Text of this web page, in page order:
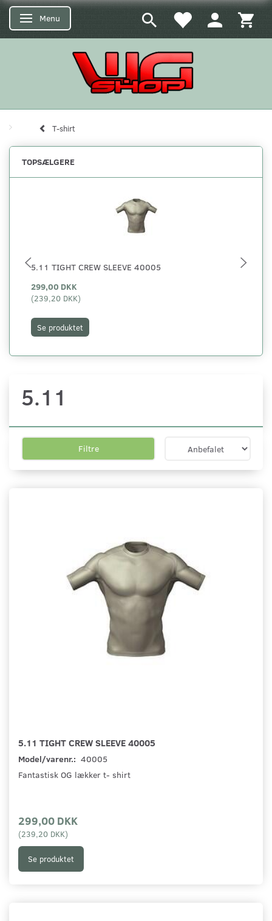
Skifte navigation
Menu
T-shirt
TOPSÆLGERE
5.11 TIGHT CREW SLEEVE 40005
299,00 DKK
(239,20 DKK)
Se produktet
5.11
Filtre
5.11 TIGHT CREW SLEEVE 40005
Model/varenr.: 40005
Fantastisk OG lækker t- shirt
299,00 DKK
(239,20 DKK)
Se produktet